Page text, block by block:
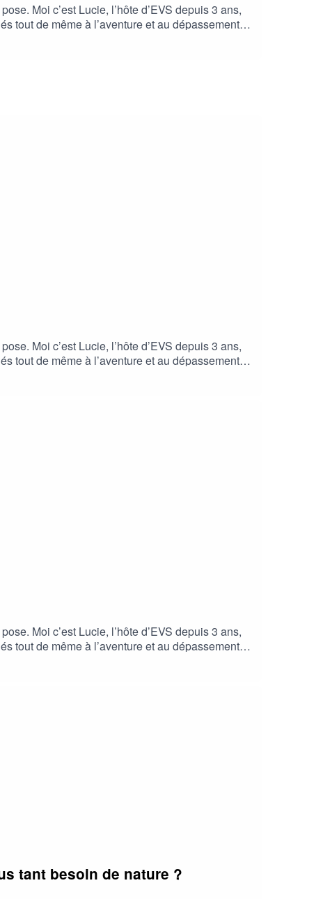
Moi c’est Lucie, l’hôte d’EVS depuis 3 ans,
tout de même à l’aventure et au dépassement
et même avec celui d’une experte. Pour cet
: est Coach Consultante Formatrice certifiée
: https://share.google/aVuuxV2DkrxWIFvSA
Moi c’est Lucie, l’hôte d’EVS depuis 3 ans,
tout de même à l’aventure et au dépassement
et même avec celui d’une experte. Pour cet
Formatrice certifiée expert qualité. Elle révèle
+ de 30 ans. Site de Karine :
Moi c’est Lucie, l’hôte d’EVS depuis 3 ans,
tout de même à l’aventure et au dépassement
et même avec celui d’une experte. Pour cet
expert qualité. Elle révèle les talents,
Site de Karine :
tant besoin de nature ?